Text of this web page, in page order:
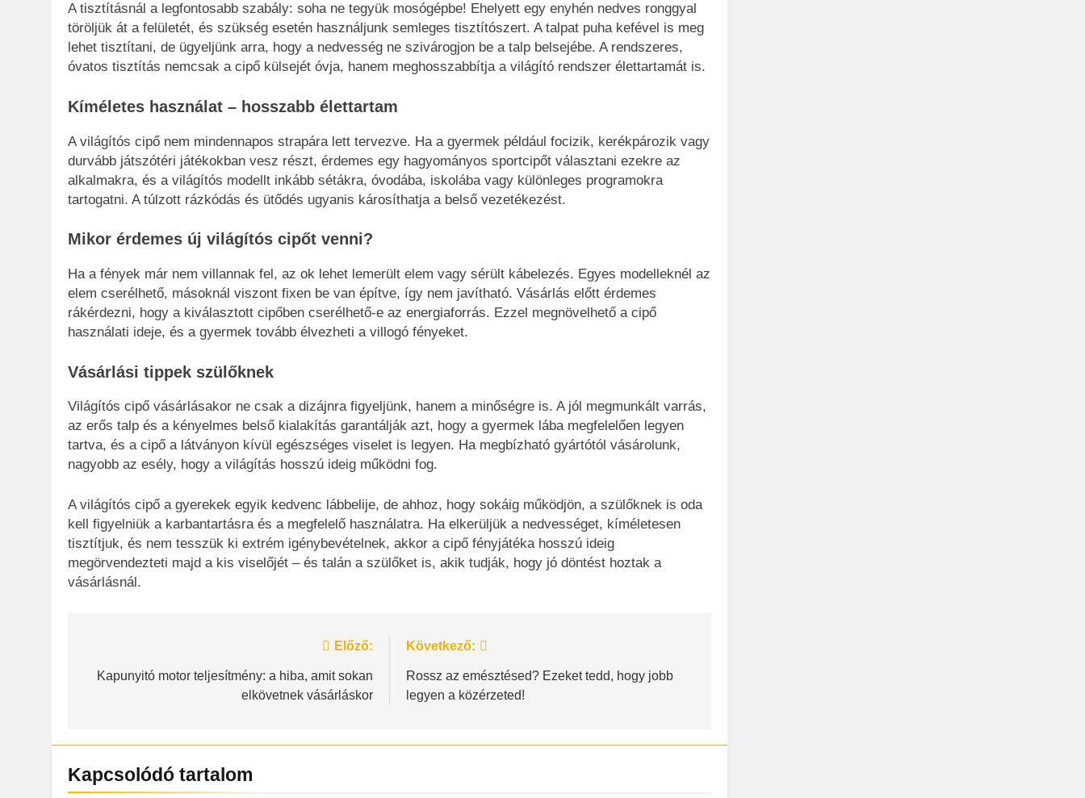
A tisztításnál a legfontosabb szabály: soha ne tegyük mosógépbe! Ehelyett egy enyhén nedves ronggyal
töröljük át a felületét, és szükség esetén használjunk semleges tisztítószert. A talpat puha kefével is meg
lehet tisztítani, de ügyeljünk arra, hogy a nedvesség ne szivárogjon be a talp belsejébe. A rendszeres,
óvatos tisztítás nemcsak a cipő külsejét óvja, hanem meghosszabbítja a világító rendszer élettartamát is.
Kíméletes használat – hosszabb élettartam
A világítós cipő nem mindennapos strapára lett tervezve. Ha a gyermek például focizik, kerékpározik vagy
durvább játszótéri játékokban vesz részt, érdemes egy hagyományos sportcipőt választani ezekre az
alkalmakra, és a világítós modellt inkább sétákra, óvodába, iskolába vagy különleges programokra
tartogatni. A túlzott rázkódás és ütődés ugyanis károsíthatja a belső vezetékezést.
Mikor érdemes új világítós cipőt venni?
Ha a fények már nem villannak fel, az ok lehet lemerült elem vagy sérült kábelezés. Egyes modelleknél az
elem cserélhető, másoknál viszont fixen be van építve, így nem javítható. Vásárlás előtt érdemes
rákérdezni, hogy a kiválasztott cipőben cserélhető-e az energiaforrás. Ezzel megnövelhető a cipő
használati ideje, és a gyermek tovább élvezheti a villogó fényeket.
Vásárlási tippek szülőknek
Világítós cipő vásárlásakor ne csak a dizájnra figyeljünk, hanem a minőségre is. A jól megmunkált varrás,
az erős talp és a kényelmes belső kialakítás garantálják azt, hogy a gyermek lába megfelelően legyen
tartva, és a cipő a látványon kívül egészséges viselet is legyen. Ha megbízható gyártótól vásárolunk,
nagyobb az esély, hogy a világítás hosszú ideig működni fog.
A világítós cipő a gyerekek egyik kedvenc lábbelije, de ahhoz, hogy sokáig működjön, a szülőknek is oda
kell figyelniük a karbantartásra és a megfelelő használatra. Ha elkerüljük a nedvességet, kíméletesen
tisztítjuk, és nem tesszük ki extrém igénybevételnek, akkor a cipő fényjátéka hosszú ideig
megörvendezteti majd a kis viselőjét – és talán a szülőket is, akik tudják, hogy jó döntést hoztak a
vásárlásnál.
navigáció
Előző:
Kapunyitó motor teljesítmény: a hiba, amit sokan
elkövetnek vásárláskor
Következő:
Rossz az emésztésed? Ezeket tedd, hogy jobb
legyen a közérzeted!
Kapcsolódó tartalom